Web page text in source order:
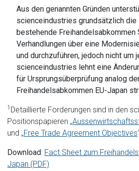
Aus den genannten Gründen
scienceindustries grundsätzlich die
bestehende Freihandelsabkommen
Verhandlungen über eine
und durchzuführen, jedoch nicht um
scienceindustries lehnt eine
für Ursprungsüberprüfung analog
Freihandelsabkommen EU-Japan
1 Detaillierte Forderungen sind in den
Positionspapieren „
und „Free Trade Agreement Objectives
Download: Fact Sheet zum
Japan (PDF)